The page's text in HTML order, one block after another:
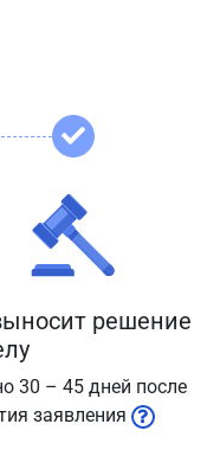
решение
30 – 45 дней после
заявления